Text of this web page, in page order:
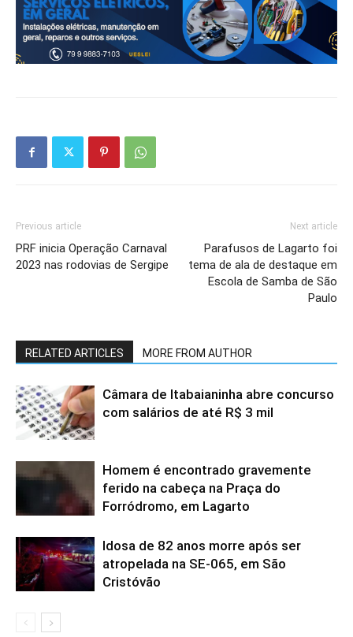
Previous article
PRF inicia Operação Carnaval
2023 nas rodovias de Sergipe
Next article
Parafusos de Lagarto foi
tema de ala de destaque em
Escola de Samba de São
Paulo
RELATED ARTICLES MORE FROM AUTHOR
Câmara de Itabaianinha abre concurso
com salários de até R$ 3 mil
Homem é encontrado gravemente
ferido na cabeça na Praça do
Forródromo, em Lagarto
Idosa de 82 anos morre após ser
atropelada na SE-065, em São
Cristóvão